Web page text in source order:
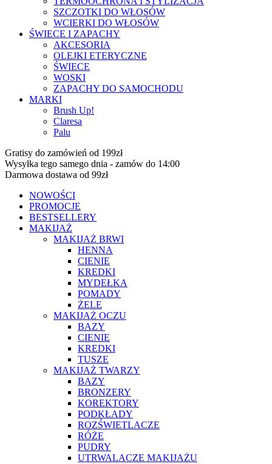
SZCZOTKI DO WŁOSÓW
WCIERKI DO WŁOSÓW
ŚWIECE I ZAPACHY
AKCESORIA
OLEJKI ETERYCZNE
ŚWIECE
WOSKI
ZAPACHY DO SAMOCHODU
MARKI
Brush Up!
Claresa
Palu
Gratisy do zamówień od 199zł
Wysyłka tego samego dnia - zamów do 14:00
Darmowa dostawa od 99zł
NOWOŚCI
PROMOCJE
BESTSELLERY
MAKIJAŻ
MAKIJAŻ BRWI
HENNA
CIENIE
KREDKI
MYDEŁKA
POMADY
ŻELE
MAKIJAŻ OCZU
BAZY
CIENIE
KREDKI
TUSZE
MAKIJAŻ TWARZY
BAZY
BRONZERY
KOREKTORY
PODKŁADY
ROZŚWIETLACZE
RÓŻE
PUDRY
UTRWALACZE MAKIJAŻU